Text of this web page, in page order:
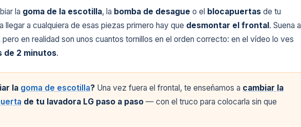
la goma de la escotilla, la bomba de desague o el blocapuertas de tu
llegar a cualquiera de esas piezas primero hay que desmontar el frontal . Suena a
en realidad son unos cuantos tornillos en el orden correcto: en el vídeo lo ves
de 2 minutos.
la goma de escotilla? Una vez fuera el frontal, te enseñamos a cambiar la
de tu lavadora LG paso a paso — con el truco para colocarla sin que